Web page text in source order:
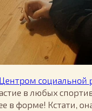
Центром социальной
в любых
форме! Кстати,